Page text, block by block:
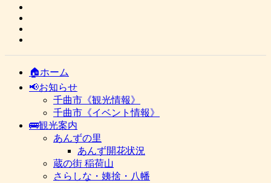
🏠ホーム
📢お知らせ
千曲市《観光情報》
千曲市《イベント情報》
🚌観光案内
あんずの里
あんず開花状況
蔵の街 稲荷山
さらしな・姨捨・八幡